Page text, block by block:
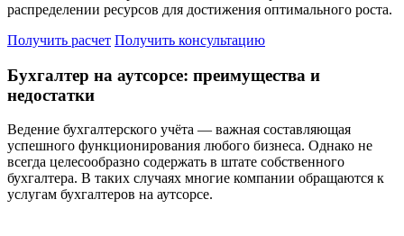
распределении ресурсов для достижения оптимального роста.
Получить расчет Получить консультацию
Бухгалтер на аутсорсе: преимущества и
недостатки
Ведение бухгалтерского учёта — важная составляющая
успешного функционирования любого бизнеса. Однако не
всегда целесообразно содержать в штате собственного
бухгалтера. В таких случаях многие компании обращаются к
услугам бухгалтеров на аутсорсе.